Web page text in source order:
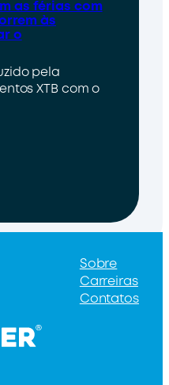
as férias com
às
o
pela
XTB com o
Sobre
Carreiras
Contatos